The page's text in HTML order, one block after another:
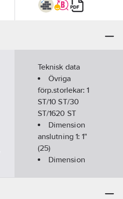
Teknisk data
Övriga
förp.storlekar:1
ST/10 ST/30
ST/1620 ST
Dimension
anslutning 1:1"
(25)
Dimension